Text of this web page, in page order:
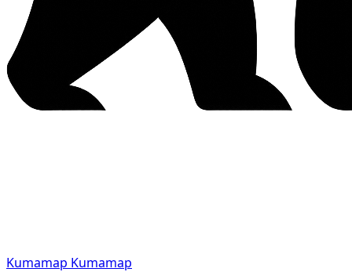
Kumamap Kumamap